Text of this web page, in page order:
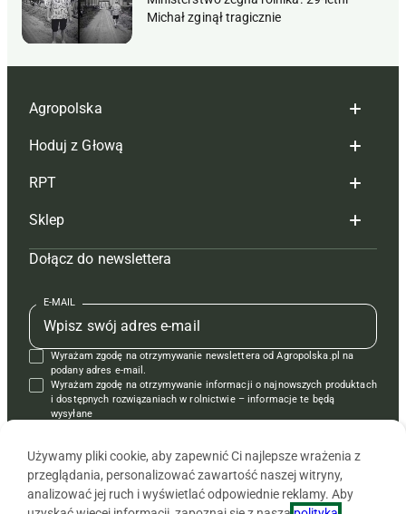
Michał zginął tragicznie
Agropolska
Redakcja
Reklama
Tagi
Mapa serwisu
Kontakt
Regulamin
Polityka prywatności
Hoduj z Głową
Hoduj z głową bydło
Hoduj z głową świnie
Prenumerata
Redakcja
Kontakt
Reklama
RPT
Redakcja
Prenumerata
Reklama
Kontakt
Krzyżówki
Sklep
Czasopisma i prenumerata
Książki
Regulamin
Dołącz do newslettera
E-MAIL
Wyrażam zgodę na otrzymywanie newslettera od Agropolska.pl na
podany adres e-mail.
Wyrażam zgodę na otrzymywanie informacji o najnowszych produktach
i dostępnych rozwiązaniach w rolnictwie – informacje te będą
wysyłane
Używamy pliki cookie, aby zapewnić Ci najlepsze wrażenia z
przeglądania, personalizować zawartość naszej witryny,
analizować jej ruch i wyświetlać odpowiednie reklamy. Aby